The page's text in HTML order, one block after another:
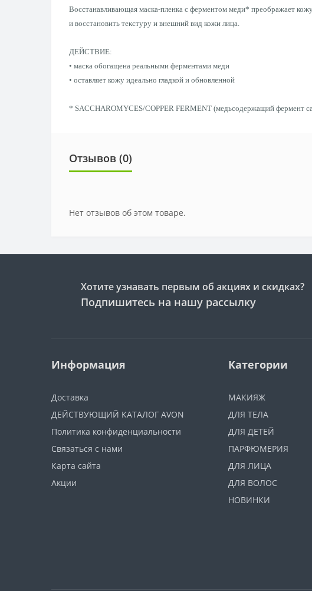
Восстанавливающая маска-пленка с ферментом меди* преображает
и восстановить текстуру и внешний вид кожи лица.
ДЕЙСТВИЕ:
• маска обогащена реальными ферментами меди
• оставляет кожу идеально гладкой и обновленной
* SACCHAROMYCES/COPPER FERMENT (медьсодержащий фермент
Отзывов (0)
Нет отзывов об этом товаре.
Хотите узнавать первым об акциях и скидках?
Подпишитесь на нашу рассылку
Информация
Доставка
ДЕЙСТВУЮЩИЙ КАТАЛОГ AVON
Политика конфиденциальности
Связаться с нами
Карта сайта
Акции
Категории
МАКИЯЖ
ДЛЯ ТЕЛА
ДЛЯ ДЕТЕЙ
ПАРФЮМЕРИЯ
ДЛЯ ЛИЦА
ДЛЯ ВОЛОС
НОВИНКИ